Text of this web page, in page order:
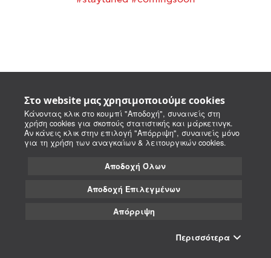
Στο website μας χρησιμοποιούμε cookies
Κάνοντας κλικ στο κουμπί "Αποδοχή", συναινείς στη
χρήση cookies για σκοπούς στατιστικής και μάρκετινγκ.
Αν κάνεις κλικ στην επιλογή "Απόρριψη", συναινείς μόνο
για τη χρήση των αναγκαίων & λειτουργικών cookies.
Αποδοχή Όλων
Αποδοχή Επιλεγμένων
Απόρριψη
Περισσότερα